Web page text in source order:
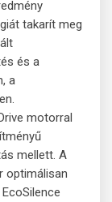
takarít meg
és a
a
motorral
mellett. A
optimálisan